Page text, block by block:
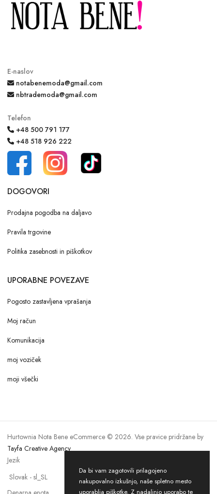
E-naslov
notabenemoda@gmail.com
nbtrademoda@gmail.com
Telefon
+48 500 791 177
+48 518 926 222
DOGOVORI
Prodajna pogodba na daljavo
Pravila trgovine
Politika zasebnosti in piškotkov
UPORABNE POVEZAVE
Pogosto zastavljena vprašanja
Moj račun
Komunikacija
moj voziček
moji všečki
Hurtownia Nota Bene eCommerce © 2026. Vse pravice pridržane by
Tayfa Creative Agency
Jezik
Da bi vam zagotovili prilagojeno
nakupovalno izkušnjo, naše spletno mesto
uporablja piškotke. Z nadaljnjo uporabo te